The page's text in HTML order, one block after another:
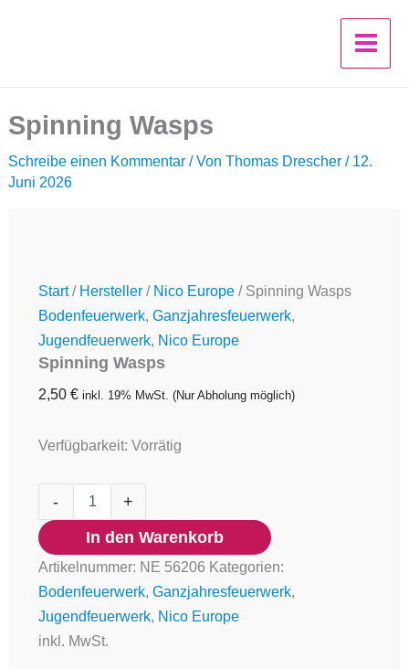
Spinning Wasps
Schreibe einen Kommentar / Von Thomas Drescher / 12.
Juni 2026
Start/ Hersteller/ Nico Europe/ Spinning Wasps
Bodenfeuerwerk, Ganzjahresfeuerwerk,
Jugendfeuerwerk, Nico Europe
Spinning Wasps
2,50 € inkl. 19% MwSt. (Nur Abholung möglich)
Verfügbarkeit: Vorrätig
- +
In den Warenkorb
Artikelnummer: NE 56206 Kategorien:
Bodenfeuerwerk, Ganzjahresfeuerwerk,
Jugendfeuerwerk, Nico Europe
inkl. MwSt.